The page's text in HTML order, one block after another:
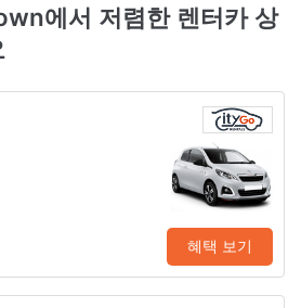
에서 저렴한 렌터카 상
혜택 보기